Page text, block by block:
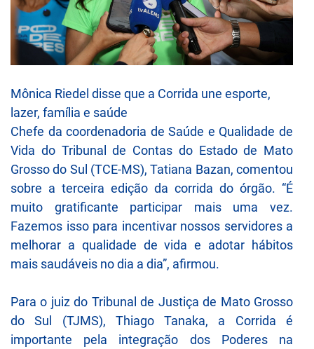
Mônica Riedel disse que a Corrida une esporte,
lazer, família e saúde
Chefe da coordenadoria de Saúde e Qualidade de
Vida do Tribunal de Contas do Estado de Mato
Grosso do Sul (TCE-MS), Tatiana Bazan, comentou
sobre a terceira edição da corrida do órgão. “É
muito gratificante participar mais uma vez.
Fazemos isso para incentivar nossos servidores a
melhorar a qualidade de vida e adotar hábitos
mais saudáveis no dia a dia”, afirmou.
Para o juiz do Tribunal de Justiça de Mato Grosso
do Sul (TJMS), Thiago Tanaka, a Corrida é
importante pela integração dos Poderes na